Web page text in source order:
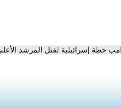
خطة إسرائيلية لقتل المرشد الأعلى